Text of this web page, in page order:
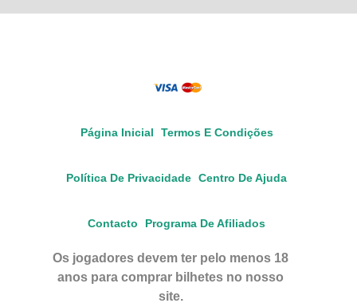
Página Inicial Termos E Condições
Política De Privacidade Centro De Ajuda
Contacto Programa De Afiliados
Os jogadores devem ter pelo menos 18
anos para comprar bilhetes no nosso
site.